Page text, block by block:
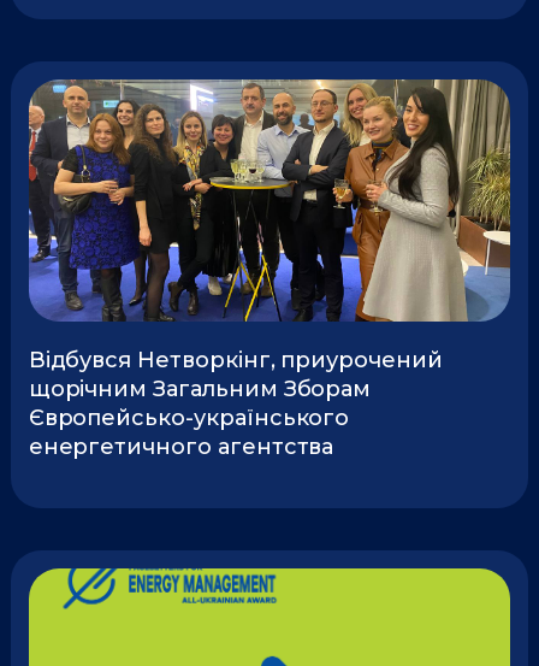
Відбувся Нетворкінг, приурочений
щорічним Загальним Зборам
Європейсько-українського
енергетичного агентства